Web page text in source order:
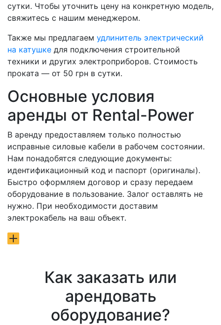
сутки. Чтобы уточнить цену на конкретную модель,
свяжитесь с нашим менеджером.
Также мы предлагаем удлинитель электрический
на катушке для подключения строительной
техники и других электроприборов. Стоимость
проката — от 50 грн в сутки.
Основные условия
аренды от Rental-Power
В аренду предоставляем только полностью
исправные силовые кабели в рабочем состоянии.
Нам понадобятся следующие документы:
идентификационный код и паспорт (оригиналы).
Быстро оформляем договор и сразу передаем
оборудование в пользование. Залог оставлять не
нужно. При необходимости доставим
электрокабель на ваш объект.
Как заказать или
арендовать
оборудование?